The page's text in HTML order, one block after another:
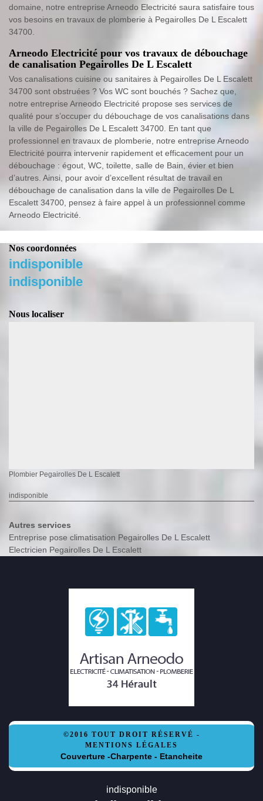
domaine, notre entreprise Arneodo Electricité saura satisfaire tous
vos besoins en travaux de plomberie à Pegairolles De L Escalett
34700.
Arneodo Electricité pour vos travaux de débouchage
de canalisation Pegairolles De L Escalett
Vos canalisations cuisine ou sanitaires à Pegairolles De L Escalett
34700 sont obstruées ? Vos WC sont bouchés ? Sachez que,
notre entreprise Arneodo Electricité propose ses services de
qualité pour s’occuper du débouchage de vos canalisations dans
la ville de Pegairolles De L Escalett 34700. En tant que
professionnel en travaux de plomberie, notre entreprise Arneodo
Electricité pourra intervenir rapidement et efficacement pour un
débouchage : égout, WC, toilette, salle de Bain, évier et bien
d’autres. Ainsi, pour avoir d’excellent résultat de travail en
débouchage de canalisation dans la ville de Pegairolles De L
Escalett 34700, pensez à faire appel à un professionnel comme
Arneodo Electricité.
Nos coordonnées
indisponible
indisponible
Nous localiser
Plombier Pegairolles De L Escalett
indisponible
Autres services
Entreprise pose climatisation Pegairolles De L Escalett
Electricien Pegairolles De L Escalett
©2016 TOUT DROIT RÉSERVÉ -
MENTIONS LÉGALES
Couverture -Charpente - Etancheite
indisponible